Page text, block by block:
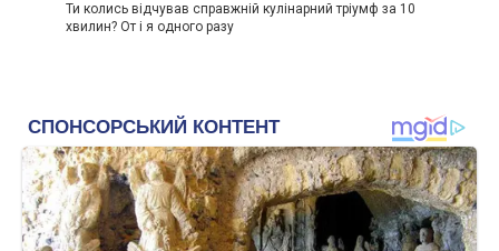
Ти колись відчував справжній кулінарний тріумф за 10
хвилин? От і я одного разу